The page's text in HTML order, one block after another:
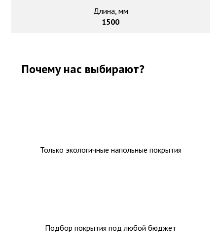
Длина, мм
1500
Почему нас выбирают?
Только экологичные напольные покрытия
Подбор покрытия под любой бюджет